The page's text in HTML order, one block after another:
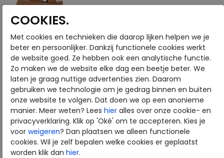
Deze hoge slides zullen je alledaagse styling
Merk
Fabrikantcode
FW5-090
Bestelcode
202.01.000018
All black
Materiaal
Leer
Wijdtemaat
n
Uitneembaar voetbed
nee
COOKIES.
Met cookies en technieken die daarop lijken helpen we je
beter en persoonlijker. Dankzij functionele cookies werkt
de website goed. Ze hebben ook een analytische functie.
Zo maken we de website elke dag een beetje beter. We
laten je graag nuttige advertenties zien. Daarom
gebruiken we technologie om je gedrag binnen en buiten
onze website te volgen. Dat doen we op een anonieme
manier. Meer weten? Lees hier alles over onze cookie- en
privacyverklaring. Klik op 'Oké' om te accepteren. Kies je
voor weigeren? Dan plaatsen we alleen functionele
cookies. Wil je zelf bepalen welke cookies er geplaatst
worden klik dan hier.